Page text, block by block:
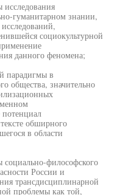
исследования
гуманитарном знании,
исследований,
социокультурной
данного феномена;
парадигмы в
общества, значительно
обширного
в области
социально-философского
России и
трансдисциплинарной
проблемы как той,